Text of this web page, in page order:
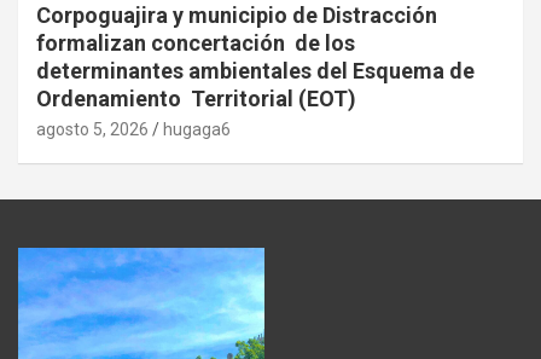
Corpoguajira y municipio de Distracción
formalizan concertación de los
determinantes ambientales del Esquema de
Ordenamiento Territorial (EOT)
agosto 5, 2026 hugaga6